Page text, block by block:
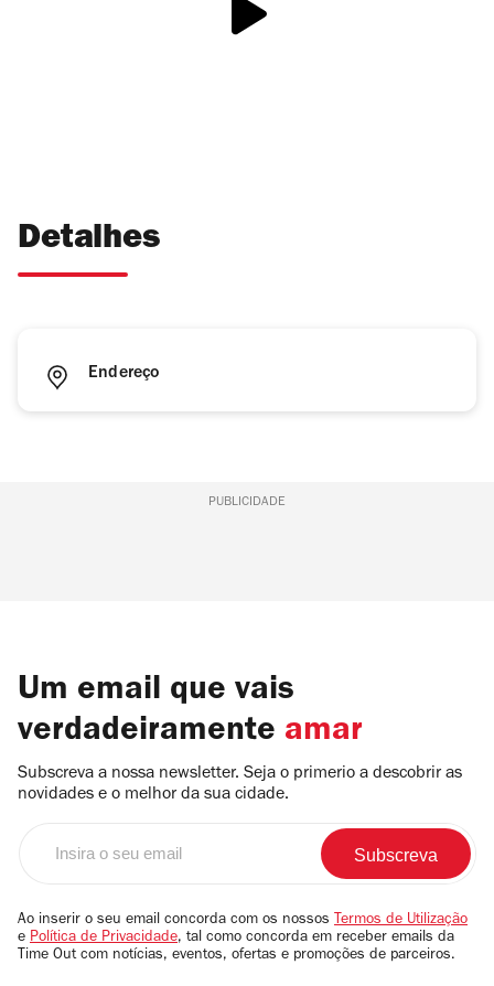
Detalhes
Endereço
PUBLICIDADE
Um email que vais
verdadeiramente amar
Subscreva a nossa newsletter. Seja o primerio a descobrir as
novidades e o melhor da sua cidade.
email
Ao inserir o seu email concorda com os nossos Termos de Utilização
e Política de Privacidade, tal como concorda em receber emails da
Time Out com notícias, eventos, ofertas e promoções de parceiros.